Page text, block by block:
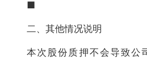
■
二、其他情况说明
本次股份质押不会导致公